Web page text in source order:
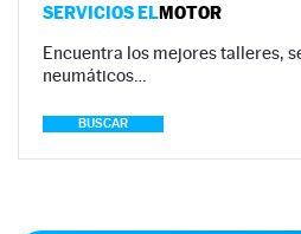
SERVICIOS ELMOTOR
Encuentra los mejores talleres,
neumáticos…
BUSCAR